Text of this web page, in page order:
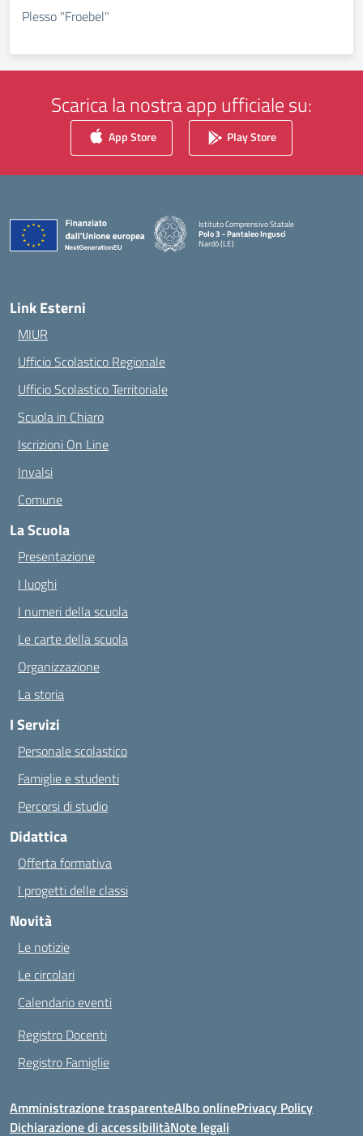
Plesso "Froebel"
Scarica la nostra app ufficiale su:
App Store Play Store
Istituto Comprensivo Statale
Polo 3 - Pantaleo Ingusci
Nardò (LE)
Link Esterni
MIUR
Ufficio Scolastico Regionale
Ufficio Scolastico Territoriale
Scuola in Chiaro
Iscrizioni On Line
Invalsi
Comune
La Scuola
Presentazione
I luoghi
I numeri della scuola
Le carte della scuola
Organizzazione
La storia
I Servizi
Personale scolastico
Famiglie e studenti
Percorsi di studio
Didattica
Offerta formativa
I progetti delle classi
Novità
Le notizie
Le circolari
Calendario eventi
Registro Docenti
Registro Famiglie
Amministrazione trasparenteAlbo onlinePrivacy Policy
Dichiarazione di accessibilitàNote legali